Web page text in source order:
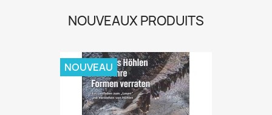
NOUVEAUX PRODUITS
NOUVEAU